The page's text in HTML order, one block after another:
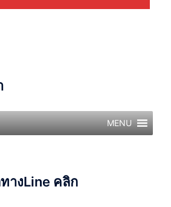
MENU
างLine คลิก